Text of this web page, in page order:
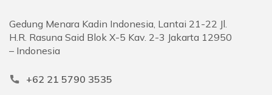
Gedung Menara Kadin Indonesia, Lantai 21-22 Jl.
H.R. Rasuna Said Blok X-5 Kav. 2-3 Jakarta 12950
– Indonesia
+62 21 5790 3535